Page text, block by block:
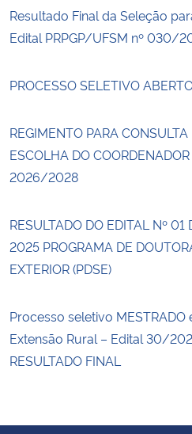
Resultado Final da Seleção
Edital PRPGP/UFSM nº 030/
PROCESSO SELETIVO
REGIMENTO PARA
ESCOLHA DO
2026/2028
RESULTADO DO EDITAL Nº 01
2025 PROGRAMA DE
EXTERIOR (PDSE)
Processo seletivo MESTRADO
Extensão Rural – Edital 30/
RESULTADO FINAL